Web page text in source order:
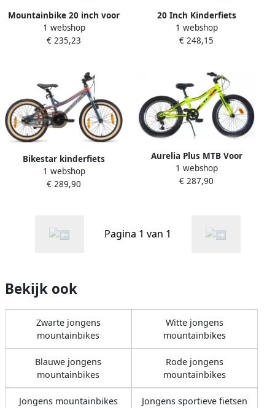
Mountainbike 20 inch voor
kinderen met 6 7
versnellingen en schijfrem
1 webshop
€ 235,23
20 Inch Kinderfiets
Mountainbike voor en 7
Versnellingen Dubbele
1 webshop
€ 248,15
Bikestar kinderfiets
Mountainbike alu 18 inch
petrol
1 webshop
€ 289,90
Aurelia Plus MTB Voor
kinderen 20 Inch 36 cm 6
Versnellingen V-Brakes
1 webshop
€ 287,90
Pagina 1 van 1
Bekijk ook
Zwarte jongens
mountainbikes
Witte jongens
mountainbikes
Blauwe jongens
mountainbikes
Rode jongens
mountainbikes
Jongens mountainbikes Jongens sportieve fietsen